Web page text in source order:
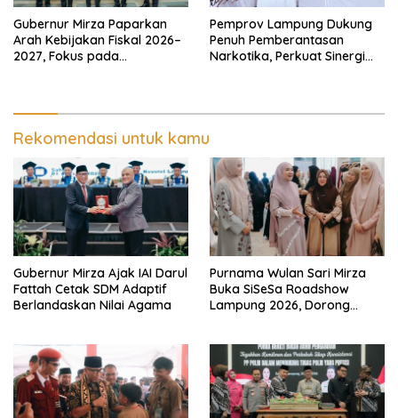
Gubernur Mirza Paparkan
Arah Kebijakan Fiskal 2026–
2027, Fokus pada
Pemprov Lampung Dukung
Penuh Pemberantasan
Narkotika, Perkuat Sinergi
Rekomendasi untuk kamu
Gubernur Mirza Ajak IAI Darul
Fattah Cetak SDM Adaptif
Berlandaskan Nilai Agama
Purnama Wulan Sari Mirza
Buka SiSeSa Roadshow
Lampung 2026, Dorong